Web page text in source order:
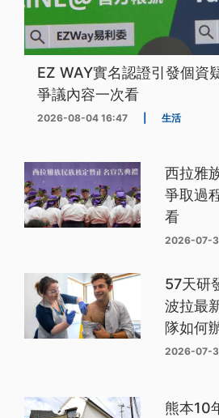
EZ WAY實名認證引發個資
爭議內容一次看
2026-08-04 16:47 生活
西拉雅
爭取過
看
2026-07-
57天研
波拉最
隊如何
2026-07-
熊本10